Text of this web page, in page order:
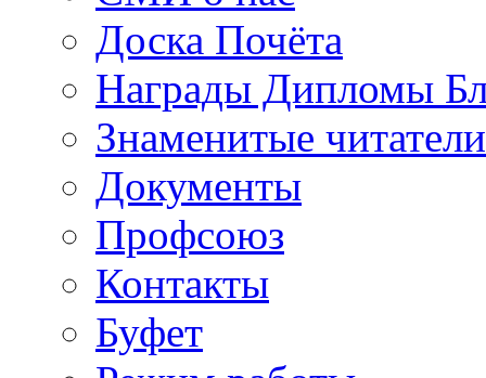
Доска Почёта
Награды Дипломы
Знаменитые
Документы
Профсоюз
Контакты
Буфет